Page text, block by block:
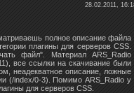
28.02.2011,
полное описание файла
плагины для серверов CSS.
файл". Материал ARS_Radio
все ссылки на скачивание были
неадекватное описание, ложные
(/index/0-3). Помимо ARS_Radio у
для серверов CSS.